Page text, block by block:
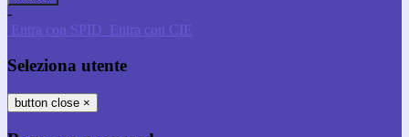
-
Entra con SPID Entra con CIE
Seleziona utente
button close ×